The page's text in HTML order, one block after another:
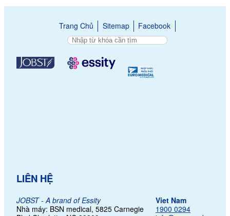
Trang Chủ Sitemap Facebook
LIÊN HỆ
JOBST - A brand of Essity
Nhà máy: BSN medical, 5825 Carnegie
Viet Nam
1900 0294